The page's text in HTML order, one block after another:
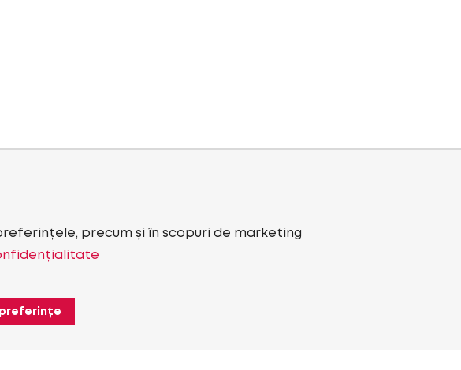
precum și în scopuri de marketing
preferințe